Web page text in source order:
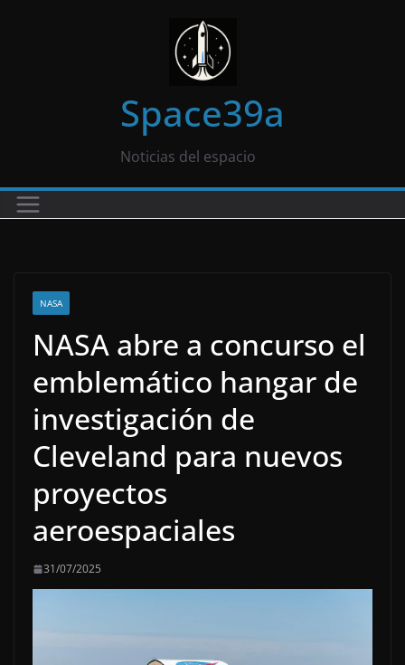
Space39a
Noticias del espacio
NASA
NASA abre a concurso el
emblemático hangar de
investigación de
Cleveland para nuevos
proyectos
aeroespaciales
31/07/2025